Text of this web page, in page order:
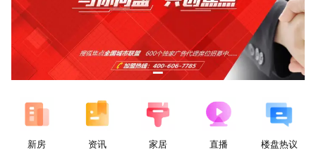
新房 资讯 家居 直播 楼盘热议